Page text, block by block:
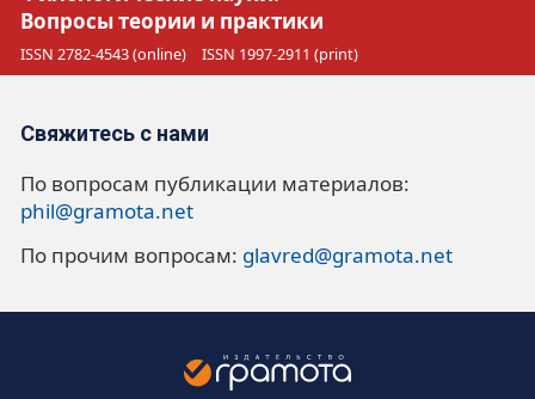
Вопросы теории и практики
ISSN 2782-4543 (online) ISSN 1997-2911 (print)
Свяжитесь с нами
По вопросам публикации материалов:
phil@gramota.net
По прочим вопросам: glavred@gramota.net